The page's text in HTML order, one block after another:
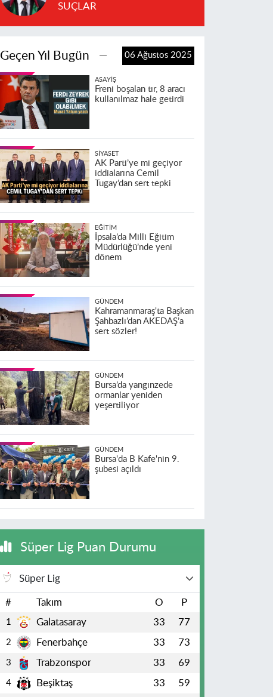
SUÇLAR
Geçen Yıl Bugün 06 Ağustos 2025
ASAYIŞ
Freni boşalan tır, 8 aracı
kullanılmaz hale getirdi
SIYASET
AK Parti’ye mi geçiyor
iddialarına Cemil
Tugay’dan sert tepki
EĞITIM
İpsala’da Milli Eğitim
Müdürlüğü’nde yeni
dönem
GÜNDEM
Kahramanmaraş'ta Başkan
Şahbazlı’dan AKEDAŞ’a
sert sözler!
GÜNDEM
Bursa’da yangınzede
ormanlar yeniden
yeşertiliyor
GÜNDEM
Bursa'da B Kafe'nin 9.
şubesi açıldı
Süper Lig Puan Durumu
Süper Lig
# Takım O P
1 Galatasaray 33 77
2 Fenerbahçe 33 73
3 Trabzonspor 33 69
4 Beşiktaş 33 59